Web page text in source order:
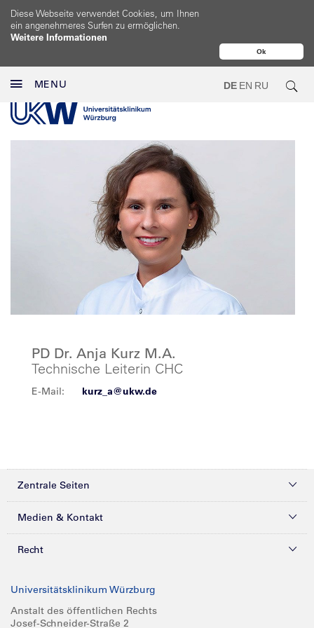
Ok
Diese Webseite verwendet Cookies, um Ihnen
ein angenehmeres Surfen zu ermöglichen.
Weitere Informationen
MENU DE EN RU
PD Dr. Anja Kurz M.A.
Technische Leiterin CHC
E-Mail: kurz_a@ukw.de
Zentrale Seiten
Kliniken & Zentren
Forschung
Karriere
Medien & Kontakt
Presse
Recht
Compliance
Universitätsklinikum Würzburg
Anstalt des öffentlichen Rechts
Josef-Schneider-Straße 2